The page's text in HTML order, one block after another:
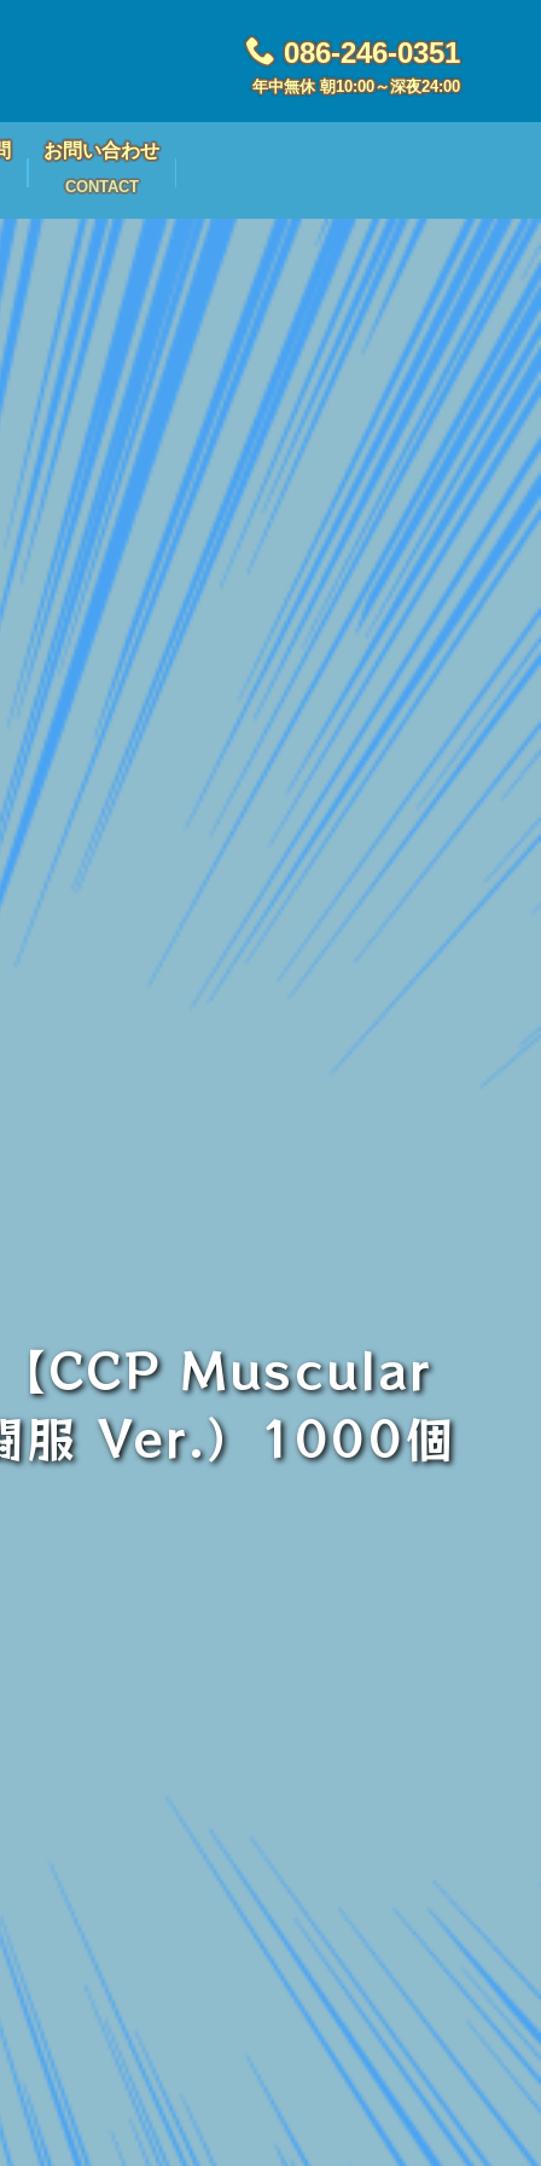
086-246-0351
年中無休 朝10:00～深夜24:00
お問い合わせ
CONTACT
CCP Muscular
Ver.）1000個